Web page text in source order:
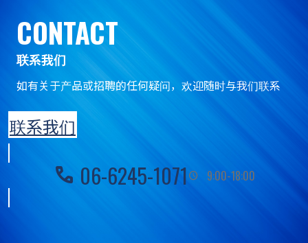
CONTACT
联系我们
如有关于产品或招聘的任何疑问， 欢迎随时与我们联系
联系我们
call 06-6245-1071 schedule 9:00-18:00